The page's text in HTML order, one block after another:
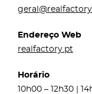
Endereço Web
realfactory.pt
Horário
10h00 – 12h30 |